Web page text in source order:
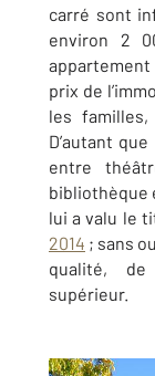
carré sont
environ 2
appartement
prix de
les
D’autant
entre
bibliothèque
lui a valu le
2014 ; sans
qualité, de
supérieur.